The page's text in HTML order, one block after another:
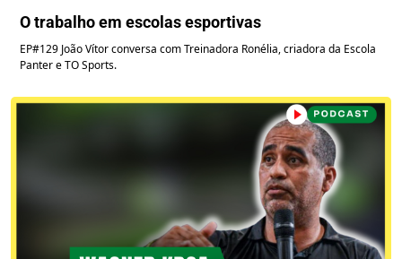
O trabalho em escolas esportivas
EP#129 João Vítor conversa com Treinadora Ronélia, criadora da Escola
Panter e TO Sports.